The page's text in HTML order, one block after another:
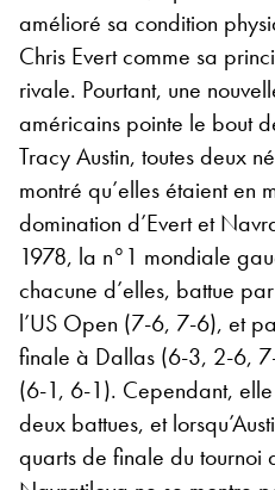
amélioré sa condition
Chris Evert comme sa
rivale. Pourtant, une
américains pointe le bout
Tracy Austin, toutes deux
montré qu’elles étaient en
domination d’Evert et
1978, la n°1 mondiale
chacune d’elles, battue
l’US Open (7-6, 7-6), et
finale à Dallas (6-3, 2-6,
(6-1, 6-1). Cependant,
deux battues, et
quarts de finale du tournoi